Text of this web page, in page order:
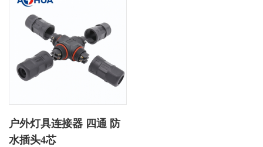
户外灯具连接器 四通 防
水插头4芯